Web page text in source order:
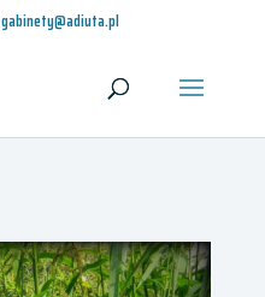
gabinety@adiuta.pl